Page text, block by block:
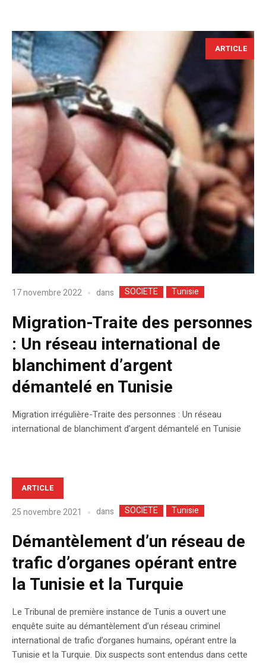
ARTICLE
17 novembre 2022 dans SOCIETE Tunisie
Migration-Traite des personnes
: Un réseau international de
blanchiment d’argent
démantelé en Tunisie
Migration irrégulière-Traite des personnes : Un réseau
international de blanchiment d’argent démantelé en Tunisie
ARTICLE
25 novembre 2021 dans SOCIETE Tunisie
Démantèlement d’un réseau de
trafic d’organes opérant entre
la Tunisie et la Turquie
Le Tribunal de première instance de Tunis a ouvert une
enquête suite au démantèlement d’un réseau criminel
international de trafic d’organes humains, opérant entre la
Tunisie et la Turquie. Dix suspects sont entendus dans cette